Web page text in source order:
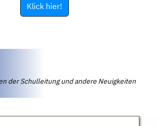
Klick hier!
der Schulleitung und andere Neuigkeiten